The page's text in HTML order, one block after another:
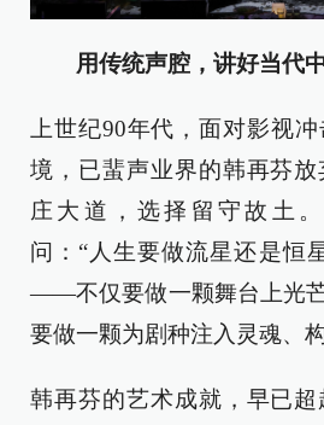
用传统声腔，讲好当代
上世纪90年代，面对影视
境，已蜚声业界的韩再芬
庄大道，选择留守故土
问：“人生要做流星还是恒
——不仅要做一颗舞台上光
要做一颗为剧种注入灵魂、
韩再芬的艺术成就，早已